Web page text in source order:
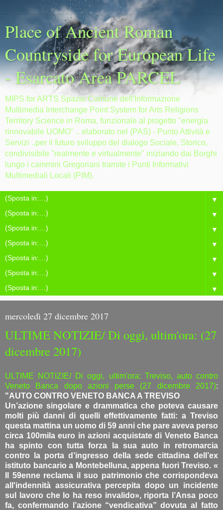
Place of Ancient Roman
Countryside for European Life
- Esarcato Area PARCEL
MIPS for ARTS Spazio Comune dell'Informazione
Multimedia Interchange Point System for Arts Religions
Territory Science in Roma, funzionale al progetto "energia
rinnovabile UOMO" .. elaborato nel (PAS) - Punto Attività e
Servizi ..per il futuro sviluppo del dialogo Sociale, Storico,
condivisibile "realmente e virtualmente" iniziando dai Borghi
lungo i cammini Gregoriani tramite i Punti Informativi
Multimediali Locali (PIM).
▼
▼
▼
▼
▼
▼
▼
mercoledì 27 dicembre 2017
ULTIME NOTIZIE/ Di oggi, ultim'ora: (27
dicembre 2017)
ULTIME NOTIZIE/ Di oggi, ultim'ora: Treviso, auto contro
Veneto Banca dopo azioni perse (27 dicembre 2017):
"AUTO CONTRO VENETO BANCA A TREVISO
Un’azione singolare e drammatica che poteva causare
molti più danni di quelli effettivamente fatti: a Treviso
questa mattina un uomo di 59 anni che pare aveva perso
circa 100mila euro in azioni acquistate di Veneto Banca
ha spinto con tutta forza la sua auto in retromarcia
contro la porta d’ingresso della sede cittadina dell’ex
istituto bancario a Montebelluna, appena fuori Treviso. «
Il 59enne reclama il suo patrimonio che corrispondeva
all'indennità assicurativa percepita dopo un incidente
sul lavoro che lo ha reso invalido», riporta l’Ansa poco
fa, confermando l’azione “vendicativa” dovuta al fatto